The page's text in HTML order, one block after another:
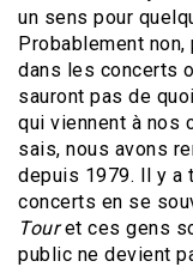
un sens pour
Probablement
dans les concerts
sauront pas de
qui viennent à nos
sais, nous avons
depuis 1979. Il y a
concerts en se
Touret ces gens
public ne devient